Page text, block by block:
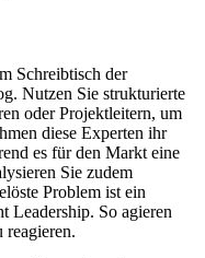
Schreibtisch der
Nutzen Sie strukturierte
oder Projektleitern, um
diese Experten ihr
es für den Markt eine
Sie zudem
Problem ist ein
Leadership. So agieren
reagieren.